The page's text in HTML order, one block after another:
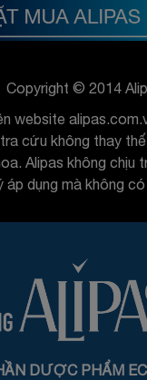
Copyright © 2014
website
cứu không thay
Alipas không chịu
dụng mà không
DƯỢC PHẨM